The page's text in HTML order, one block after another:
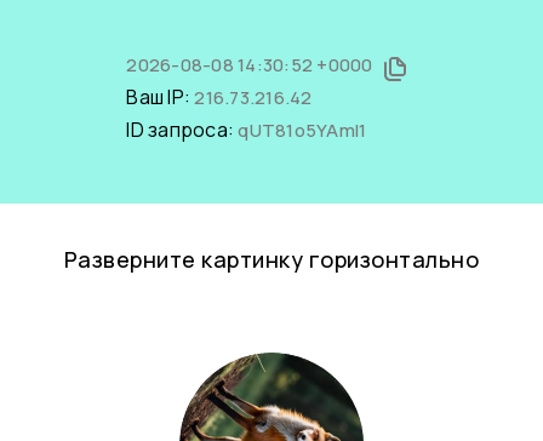
2026-08-08 14:30:52 +0000
Ваш IP:216.73.216.42
ID запроса:qUT81o5YAmI1
Разверните картинку горизонтально